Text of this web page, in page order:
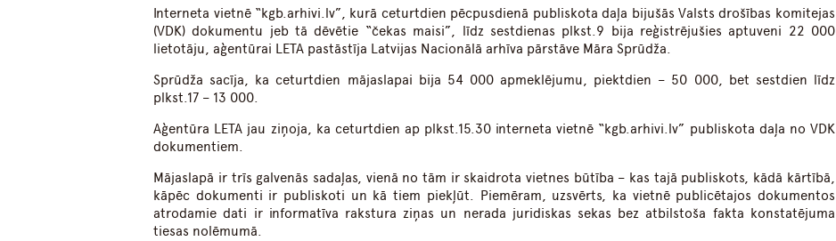
Interneta vietnē “kgb.arhivi.lv”, kurā ceturtdien pēcpusdienā publiskota daļa bijušās Valsts drošības komitejas
(VDK) dokumentu jeb tā dēvētie “čekas maisi”, līdz sestdienas plkst.9 bija reģistrējušies aptuveni 22 000
lietotāju, aģentūrai LETA pastāstīja Latvijas Nacionālā arhīva pārstāve Māra Sprūdža.
Sprūdža sacīja, ka ceturtdien mājaslapai bija 54 000 apmeklējumu, piektdien – 50 000, bet sestdien līdz
plkst.17 – 13 000.
Aģentūra LETA jau ziņoja, ka ceturtdien ap plkst.15.30 interneta vietnē “kgb.arhivi.lv” publiskota daļa no VDK
dokumentiem.
Mājaslapā ir trīs galvenās sadaļas, vienā no tām ir skaidrota vietnes būtība – kas tajā publiskots, kādā kārtībā,
kāpēc dokumenti ir publiskoti un kā tiem piekļūt. Piemēram, uzsvērts, ka vietnē publicētajos dokumentos
atrodamie dati ir informatīva rakstura ziņas un nerada juridiskas sekas bez atbilstoša fakta konstatējuma
tiesas nolēmumā.